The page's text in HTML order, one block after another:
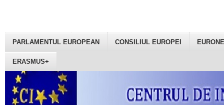
PARLAMENTUL EUROPEAN CONSILIUL EUROPEI
ERASMUS+